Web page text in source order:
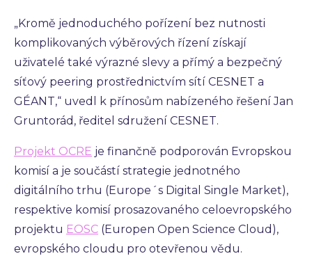
„Kromě jednoduchého pořízení bez nutnosti
komplikovaných výběrových řízení získají
uživatelé také výrazné slevy a přímý a bezpečný
síťový peering prostřednictvím sítí CESNET a
GÉANT,“ uvedl k přínosům nabízeného řešení Jan
Gruntorád, ředitel sdružení CESNET.
Projekt OCRE je finančně podporován Evropskou
komisí a je součástí strategie jednotného
digitálního trhu (Europe´s Digital Single Market),
respektive komisí prosazovaného celoevropského
projektu EOSC (Europen Open Science Cloud),
evropského cloudu pro otevřenou vědu.